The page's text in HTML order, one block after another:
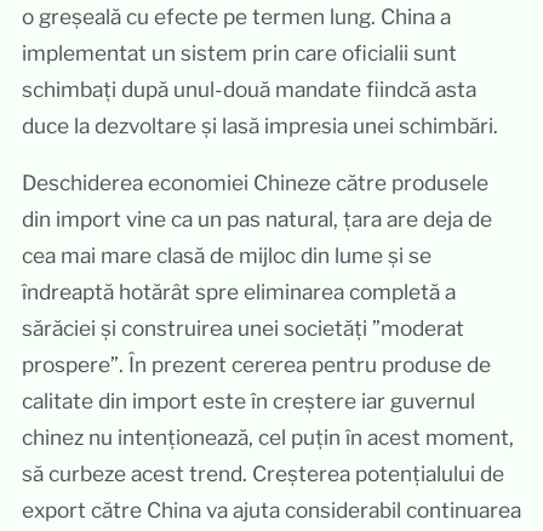
o greșeală cu efecte pe termen lung. China a
implementat un sistem prin care oficialii sunt
schimbați după unul-două mandate fiindcă asta
duce la dezvoltare și lasă impresia unei schimbări.
Deschiderea economiei Chineze către produsele
din import vine ca un pas natural, țara are deja de
cea mai mare clasă de mijloc din lume și se
îndreaptă hotărât spre eliminarea completă a
sărăciei și construirea unei societăți ”moderat
prospere”. În prezent cererea pentru produse de
calitate din import este în creștere iar guvernul
chinez nu intenționează, cel puțin în acest moment,
să curbeze acest trend. Creșterea potențialului de
export către China va ajuta considerabil continuarea